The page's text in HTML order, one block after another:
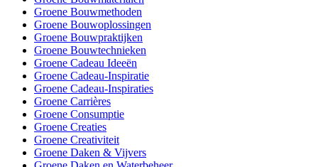
Groene Bouwmethoden
Groene Bouwoplossingen
Groene Bouwpraktijken
Groene Bouwtechnieken
Groene Cadeau Ideeën
Groene Cadeau-Inspiratie
Groene Cadeau-Inspiraties
Groene Carrières
Groene Consumptie
Groene Creaties
Groene Creativiteit
Groene Daken & Vijvers